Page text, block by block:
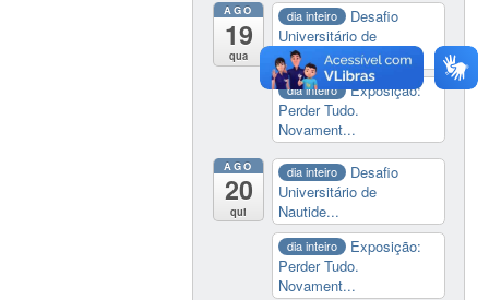
AGO
19
qua
dia inteiro
Desafio
Universitário de
Nautide...
dia inteiro
Exposição:
Perder Tudo.
Novament...
AGO
20
qui
dia inteiro
Desafio
Universitário de
Nautide...
dia inteiro
Exposição:
Perder Tudo.
Novament...